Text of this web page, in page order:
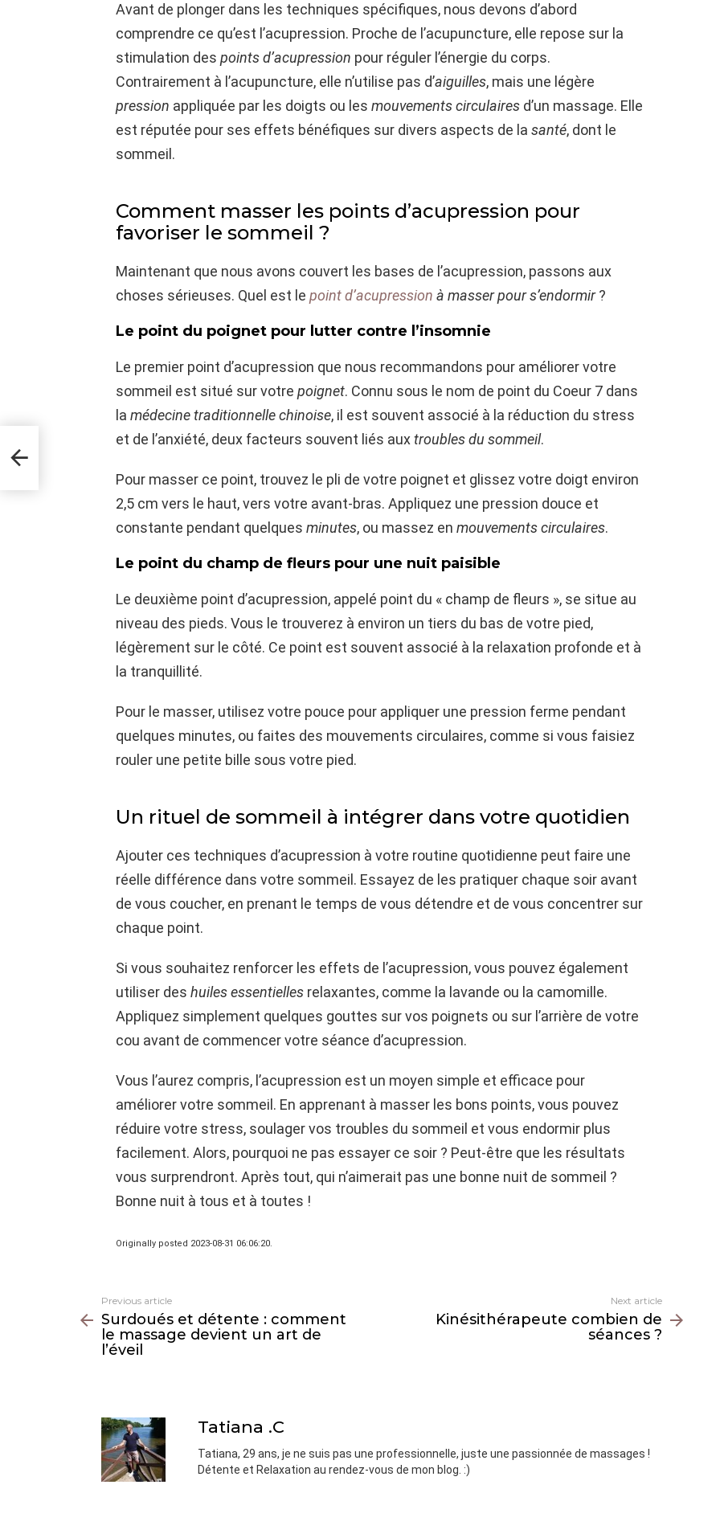
Avant de plonger dans les techniques spécifiques, nous devons d’abord
comprendre ce qu’est l’acupression. Proche de l’acupuncture, elle repose sur la
stimulation des points d’acupression pour réguler l’énergie du corps.
Contrairement à l’acupuncture, elle n’utilise pas d’aiguilles, mais une légère
pression appliquée par les doigts ou les mouvements circulaires d’un massage. Elle
est réputée pour ses effets bénéfiques sur divers aspects de la santé, dont le
sommeil.
Comment masser les points d’acupression pour
favoriser le sommeil ?
Maintenant que nous avons couvert les bases de l’acupression, passons aux
choses sérieuses. Quel est le point d’acupression à masser pour s’endormir?
Le point du poignet pour lutter contre l’insomnie
Le premier point d’acupression que nous recommandons pour améliorer votre
sommeil est situé sur votre poignet. Connu sous le nom de point du Coeur 7 dans
la médecine traditionnelle chinoise, il est souvent associé à la réduction du stress
et de l’anxiété, deux facteurs souvent liés auxtroubles du sommeil.
Pour masser ce point, trouvez le pli de votre poignet et glissez votre doigt environ
2,5 cm vers le haut, vers votre avant-bras. Appliquez une pression douce et
constante pendant quelques minutes, ou massez en mouvements circulaires.
Le point du champ de fleurs pour une nuit paisible
Le deuxième point d’acupression, appelé point du « champ de fleurs », se situe au
niveau des pieds. Vous le trouverez à environ un tiers du bas de votre pied,
légèrement sur le côté. Ce point est souvent associé à la relaxation profonde et à
la tranquillité.
Pour le masser, utilisez votre pouce pour appliquer une pression ferme pendant
quelques minutes, ou faites des mouvements circulaires, comme si vous faisiez
rouler une petite bille sous votre pied.
Un rituel de sommeil à intégrer dans votre quotidien
Ajouter ces techniques d’acupression à votre routine quotidienne peut faire une
réelle différence dans votre sommeil. Essayez de les pratiquer chaque soir avant
de vous coucher, en prenant le temps de vous détendre et de vous concentrer sur
chaque point.
Si vous souhaitez renforcer les effets de l’acupression, vous pouvez également
utiliser des huiles essentielles relaxantes, comme la lavande ou la camomille.
Appliquez simplement quelques gouttes sur vos poignets ou sur l’arrière de votre
cou avant de commencer votre séance d’acupression.
Vous l’aurez compris, l’acupression est un moyen simple et efficace pour
améliorer votre sommeil. En apprenant à masser les bons points, vous pouvez
réduire votre stress, soulager vos troubles du sommeil et vous endormir plus
facilement. Alors, pourquoi ne pas essayer ce soir ? Peut-être que les résultats
vous surprendront. Après tout, qui n’aimerait pas une bonne nuit de sommeil ?
Bonne nuit à tous et à toutes !
Originally posted 2023-08-31 06:06:20.
more
Previous article
Surdoués et détente : comment
le massage devient un art de
l’éveil
Next article
Kinésithérapeute combien de
séances ?
Tatiana .C
Tatiana, 29 ans, je ne suis pas une professionnelle, juste une passionnée de massages !
Détente et Relaxation au rendez-vous de mon blog. :)